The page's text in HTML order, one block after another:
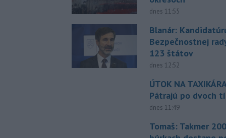
dnes 11:55
Blanár:
Bezpečnostnej
123 štátov
dnes 12:52
ÚTOK NA
Pátrajú po dvoch
dnes 11:49
Tomaš: Takmer